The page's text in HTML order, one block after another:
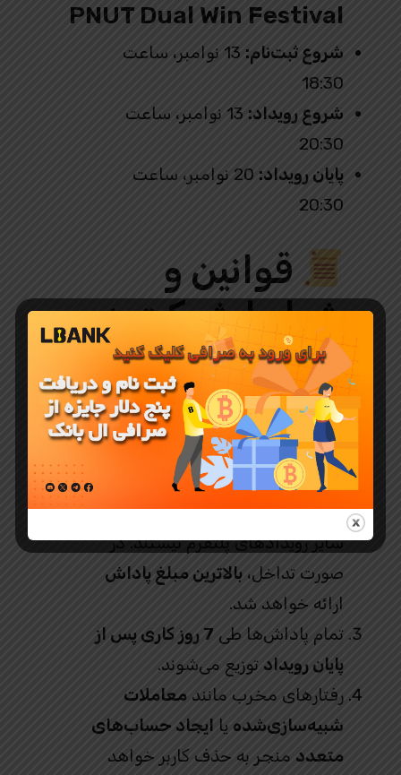
PNUT Dual Win Festival
شروع ثبت‌نام:
13 نوامبر، ساعت
18:30
شروع رویداد:
13 نوامبر، ساعت
20:30
پایان رویداد:
20 نوامبر، ساعت
20:30
قوانین و
شرایط شرکت در
رویداد پینات ال
بانک
برای شرکت در این رویداد باید حتماً
روی گزینه
کلیک کنید.
پاداش‌های این رویداد قابل ترکیب با
سایر رویدادهای پلتفرم نیستند. در
صورت تداخل، بالاترین مبلغ پاداش
ارائه خواهد شد.
تمام پاداش‌ها طی
7 روز کاری پس از
پایان رویداد توزیع می‌شوند.
رفتارهای مخرب مانند معاملات
شبیه‌سازی‌شده یا ایجاد حساب‌های
متعدد منجر به حذف کاربر خواهد